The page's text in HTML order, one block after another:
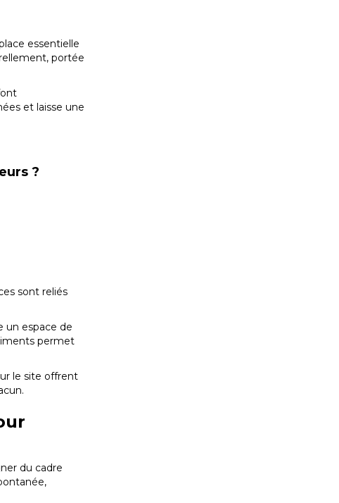
essentielle
portée
et laisse une
?
sont reliés
un espace de
permet
le site offrent
du cadre